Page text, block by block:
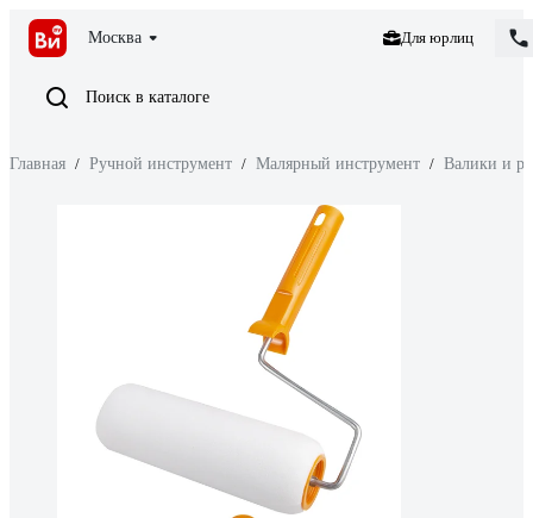
Москва Для юрлиц
Поиск в каталоге
Главная / Ручной инструмент / Малярный инструмент / Валики и